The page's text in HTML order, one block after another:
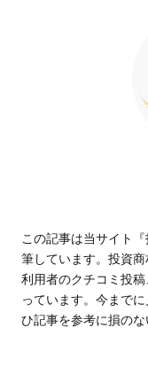
この記事は当サイト
筆しています。投資
利用者のクチコミ投
っています。今まで
ひ記事を参考に損のな